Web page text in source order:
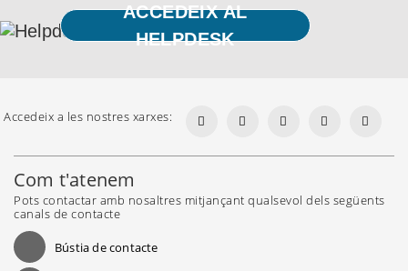
ACCEDEIX AL
HELPDESK
Accedeix a les nostres xarxes:
Com t'atenem
Pots contactar amb nosaltres mitjançant qualsevol dels següents
canals de contacte
Bústia de contacte